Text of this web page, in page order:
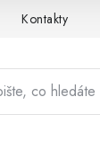
Kontakty